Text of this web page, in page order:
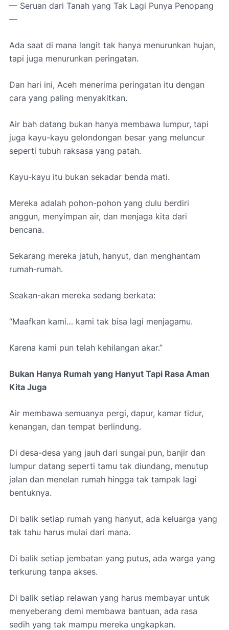
— Seruan dari Tanah yang Tak Lagi Punya Penopang
—
Ada saat di mana langit tak hanya menurunkan hujan,
tapi juga menurunkan peringatan.
Dan hari ini, Aceh menerima peringatan itu dengan
cara yang paling menyakitkan.
Air bah datang bukan hanya membawa lumpur, tapi
juga kayu-kayu gelondongan besar yang meluncur
seperti tubuh raksasa yang patah.
Kayu-kayu itu bukan sekadar benda mati.
Mereka adalah pohon-pohon yang dulu berdiri
anggun, menyimpan air, dan menjaga kita dari
bencana.
Sekarang mereka jatuh, hanyut, dan menghantam
rumah-rumah.
Seakan-akan mereka sedang berkata:
“Maafkan kami… kami tak bisa lagi menjagamu.
Karena kami pun telah kehilangan akar.”
Bukan Hanya Rumah yang Hanyut Tapi Rasa Aman
Kita Juga
Air membawa semuanya pergi, dapur, kamar tidur,
kenangan, dan tempat berlindung.
Di desa-desa yang jauh dari sungai pun, banjir dan
lumpur datang seperti tamu tak diundang, menutup
jalan dan menelan rumah hingga tak tampak lagi
bentuknya.
Di balik setiap rumah yang hanyut, ada keluarga yang
tak tahu harus mulai dari mana.
Di balik setiap jembatan yang putus, ada warga yang
terkurung tanpa akses.
Di balik setiap relawan yang harus membayar untuk
menyeberang demi membawa bantuan, ada rasa
sedih yang tak mampu mereka ungkapkan.